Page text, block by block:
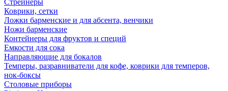
Стрейнеры
Коврики, сетки
Ложки барменские и для абсента, венчики
Ножи барменские
Контейнеры для фруктов и специй
Емкости для сока
Направляющие для бокалов
Темперы, разравниватели для кофе, коврики для темперов,
нок-боксы
Столовые приборы